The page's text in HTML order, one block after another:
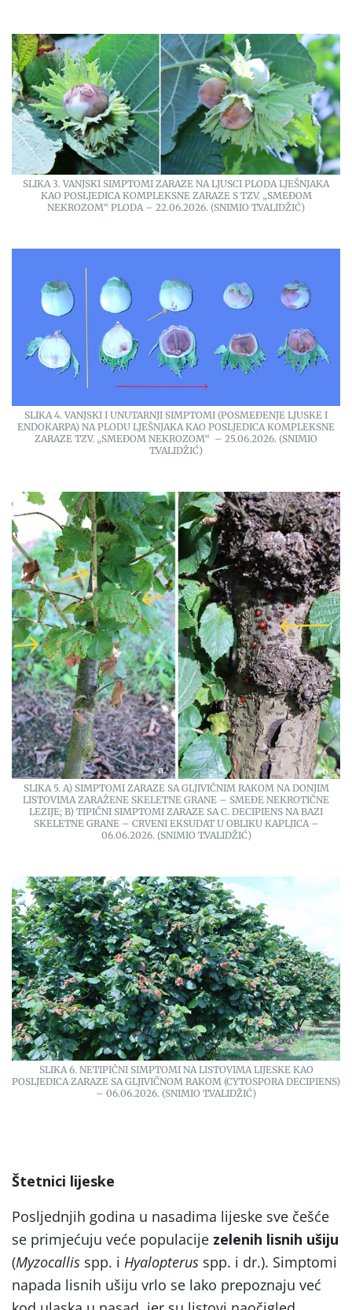
SLIKA 3. VANJSKI SIMPTOMI ZARAZE NA LJUSCI PLODA LJEŠNJAKA
KAO POSLJEDICA KOMPLEKSNE ZARAZE S TZV. „SMEĐOM
NEKROZOM“ PLODA – 22.06.2026. (SNIMIO T.VALIDŽIĆ)
SLIKA 4. VANJSKI I UNUTARNJI SIMPTOMI (POSMEĐENJE LJUSKE I
ENDOKARPA) NA PLODU LJEŠNJAKA KAO POSLJEDICA KOMPLEKSNE
ZARAZE TZV. „SMEĐOM NEKROZOM“ – 25.06.2026. (SNIMIO
T.VALIDŽIĆ)
SLIKA 5. A) SIMPTOMI ZARAZE SA GLJIVIČNIM RAKOM NA DONJIM
LISTOVIMA ZARAŽENE SKELETNE GRANE – SMEĐE NEKROTIČNE
LEZIJE; B) TIPIČNI SIMPTOMI ZARAZE SA C. DECIPIENS NA BAZI
SKELETNE GRANE – CRVENI EKSUDAT U OBLIKU KAPLJICA –
06.06.2026. (SNIMIO T.VALIDŽIĆ)
SLIKA 6. NETIPIČNI SIMPTOMI NA LISTOVIMA LIJESKE KAO
POSLJEDICA ZARAZE SA GLJIVIČNOM RAKOM (CYTOSPORA DECIPIENS)
– 06.06.2026. (SNIMIO T.VALIDŽIĆ)
Štetnici lijeske
Posljednjih godina u nasadima lijeske sve češće
se primjećuju veće populacije zelenih lisnih ušiju
(Myzocallis spp. i Hyalopterus spp. i dr.). Simptomi
napada lisnih ušiju vrlo se lako prepoznaju već